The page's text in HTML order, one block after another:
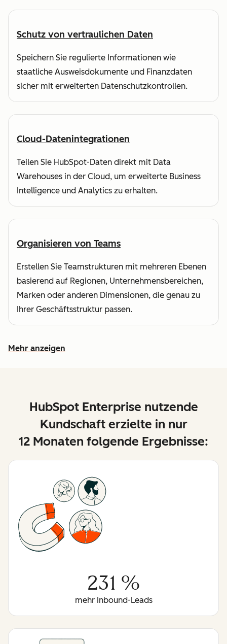
Schutz von vertraulichen Daten
Speichern Sie regulierte Informationen wie
staatliche Ausweisdokumente und Finanzdaten
sicher mit erweiterten Datenschutzkontrollen.
Cloud-Datenintegrationen
Teilen Sie HubSpot-Daten direkt mit Data
Warehouses in der Cloud, um erweiterte Business
Intelligence und Analytics zu erhalten.
Organisieren von Teams
Erstellen Sie Teamstrukturen mit mehreren Ebenen
basierend auf Regionen, Unternehmensbereichen,
Marken oder anderen Dimensionen, die genau zu
Ihrer Geschäftsstruktur passen.
Mehr anzeigen
Weitere Funktionen ansehen
HubSpot Enterprise nutzende
Kundschaft erzielte in nur
12 Monaten folgende Ergebnisse:
231 %
mehr Inbound-Leads